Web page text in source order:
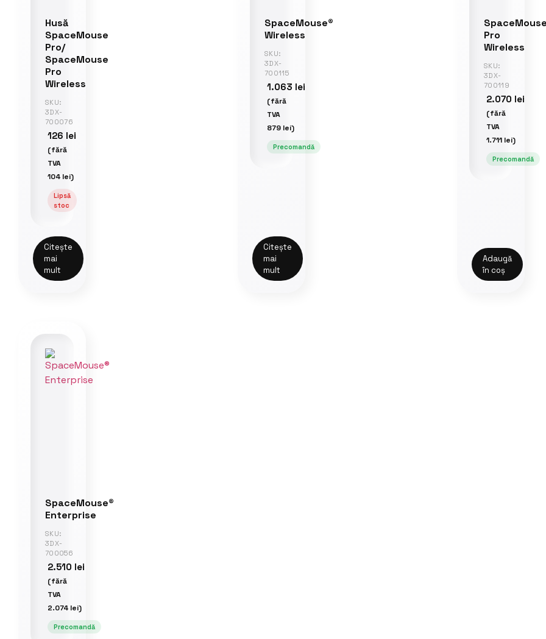
Husă
SpaceMouse
Pro/
SpaceMouse
Pro
Wireless
SKU:
3DX-
700076
126 lei
(fără
TVA
104 lei)
Lipsă
stoc
Citește
mai
mult
SpaceMouse®
Wireless
SKU:
3DX-
700115
1.063 lei
(fără
TVA
879 lei)
Precomandă
Citește
mai
mult
Pro
Wireless
SKU:
3DX-
700119
2.070 lei
(fără
TVA
1.711 lei)
Precomandă
Adaugă
în coș
SpaceMouse®
Enterprise
SKU:
3DX-
700056
2.510 lei
(fără
TVA
2.074 lei)
Precomandă